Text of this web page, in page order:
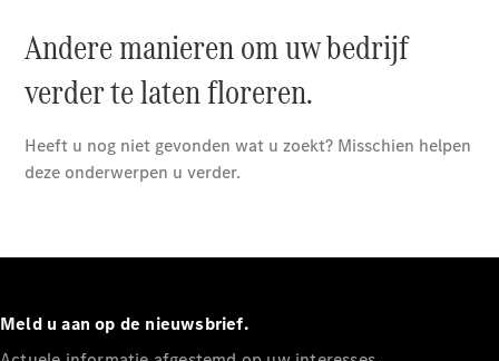
V-Klasse
Configurator
Mercedes-
Meld u aan op de nieuwsbrief.